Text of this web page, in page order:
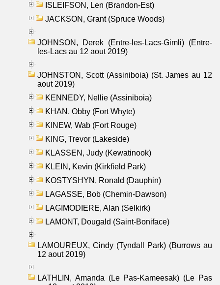
ISLEIFSON, Len (Brandon-Est)
JACKSON, Grant (Spruce Woods)
JOHNSON, Derek (Entre-les-Lacs-Gimli) (Entre-
les-Lacs au 12 aout 2019)
JOHNSTON, Scott (Assiniboia) (St. James au 12
aout 2019)
KENNEDY, Nellie (Assiniboia)
KHAN, Obby (Fort Whyte)
KINEW, Wab (Fort Rouge)
KING, Trevor (Lakeside)
KLASSEN, Judy (Kewatinook)
KLEIN, Kevin (Kirkfield Park)
KOSTYSHYN, Ronald (Dauphin)
LAGASSE, Bob (Chemin-Dawson)
LAGIMODIERE, Alan (Selkirk)
LAMONT, Dougald (Saint-Boniface)
LAMOUREUX, Cindy (Tyndall Park) (Burrows au
12 aout 2019)
LATHLIN, Amanda (Le Pas-Kameesak) (Le Pas